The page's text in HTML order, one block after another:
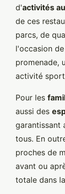
d'activités
de ces
parcs, de
l'occasion
promenade,
activité
Pour les
aussi des
garantissant
tous. En
proches de
avant ou
totale dans